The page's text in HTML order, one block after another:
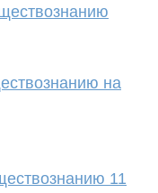
на
11